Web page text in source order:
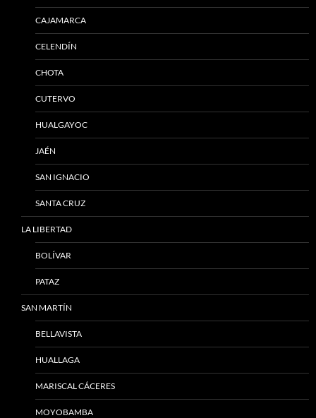
CAJAMARCA
CELENDÍN
CHOTA
CUTERVO
HUALGAYOC
JAÉN
SAN IGNACIO
SANTA CRUZ
LA LIBERTAD
BOLÍVAR
PATAZ
SAN MARTÍN
BELLAVISTA
HUALLAGA
MARISCAL CÁCERES
MOYOBAMBA